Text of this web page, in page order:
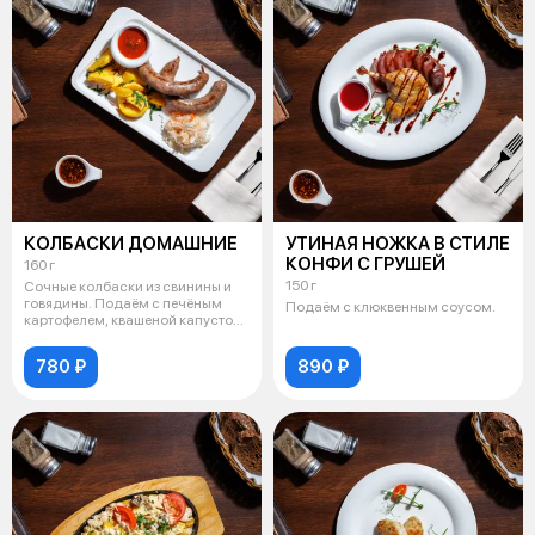
КОЛБАСКИ ДОМАШНИЕ
160 г
Сочные колбаски из свинины и
говядины. Подаём с печёным
картофелем, квашеной капустой
780 ₽
УТИНАЯ НОЖКА В СТИЛЕ
КОНФИ С ГРУШЕЙ
150 г
Подаём с клюквенным соусом.
890 ₽